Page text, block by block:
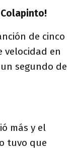
de cinco
velocidad en
segundo de
más y el
tuvo que